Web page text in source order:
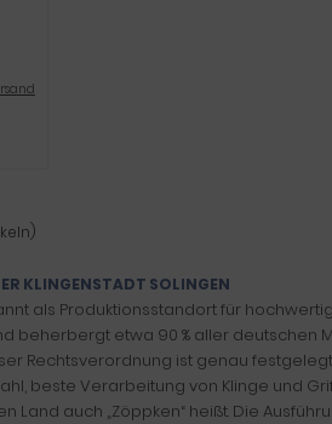
KLINGENSTADT SOLINGEN
als Produktionsstandort für
beherbergt etwa 90 % aller deutschen
Rechtsverordnung ist genau
beste Verarbeitung von Klinge und
Land auch „Zöppken“ heißt. Die